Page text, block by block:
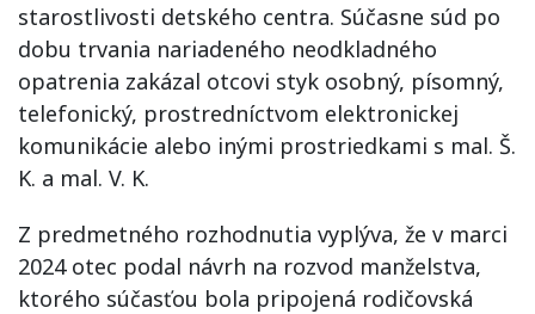
starostlivosti detského centra. Súčasne súd po
dobu trvania nariadeného neodkladného
opatrenia zakázal otcovi styk osobný, písomný,
telefonický, prostredníctvom elektronickej
komunikácie alebo inými prostriedkami s mal. Š.
K. a mal. V. K.
Z predmetného rozhodnutia vyplýva, že v marci
2024 otec podal návrh na rozvod manželstva,
ktorého súčasťou bola pripojená rodičovská